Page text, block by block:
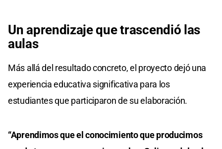
Un aprendizaje que trascendió las
aulas
Más allá del resultado concreto, el proyecto dejó una
experiencia educativa significativa para los
estudiantes que participaron de su elaboración.
“Aprendimos que el conocimiento que producimos